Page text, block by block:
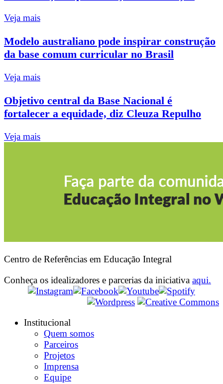
Veja mais
Modelo australiano pode inspirar construção
da base comum curricular no Brasil
Veja mais
Objetivo central da Base Nacional é
fortalecer a equidade, diz Cleuza Repulho
Veja mais
Centro de Referências em Educação Integral
Conheça os idealizadores e parcerias da iniciativa aqui.
Institucional
Quem somos
Parceiros
Projetos
Imprensa
Equipe